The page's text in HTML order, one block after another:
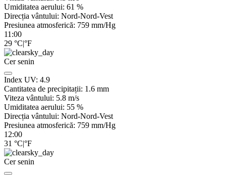
Umiditatea aerului: 61 %
Direcția vântului: Nord-Nord-Vest
Presiunea atmosferică: 759 mm/Hg
11:00
29 °C|°F
Cer senin
Index UV: 4.9
Cantitatea de precipitații: 1.6 mm
Viteza vântului: 5.8 m/s
Umiditatea aerului: 55 %
Direcția vântului: Nord-Nord-Vest
Presiunea atmosferică: 759 mm/Hg
12:00
31 °C|°F
Cer senin